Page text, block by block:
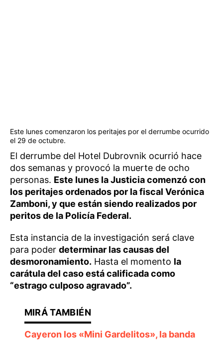
Este lunes comenzaron los peritajes por el derrumbe ocurrido
el 29 de octubre.
El derrumbe del Hotel Dubrovnik ocurrió hace
dos semanas y provocó la muerte de ocho
personas. Este lunes la Justicia comenzó con
los peritajes ordenados por la fiscal Verónica
Zamboni, y que están siendo realizados por
peritos de la Policía Federal.
Esta instancia de la investigación será clave
para poder determinar las causas del
desmoronamiento. Hasta el momento la
carátula del caso está calificada como
“estrago culposo agravado”.
Cayeron los «Mini Gardelitos», la banda